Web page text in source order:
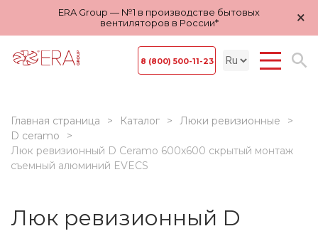
ERA Group — №1 в производстве бытовых
вентиляторов в России*
×
8 (800) 500-11-23
Главная страница Каталог
Люки ревизионные
D ceramo
Люк ревизионный D Ceramo 600х600 скрытый монтаж
съемный алюминий EVECS
Люк ревизионный D